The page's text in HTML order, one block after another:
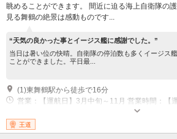
眺めることができます。 間近に迫る海上自衛隊の
見る舞鶴の絶景は感動ものです...
“天気の良かった事とイージス艦に感謝でした。”
当日は暑い位の快晴。自衛隊の停泊数も多くイージス
ことができました。平日最...
(1)東舞鶴駅から徒歩で16分
営業：【運航日】3月中旬～11月 営業時間：
土日祝・GW・お盆 10:00、11:00、12:00、
行 / 平日 月・木・金 11:00、13:00の2便
祝 11:00、12:00、13:00の3便運航 窓口時間
王道